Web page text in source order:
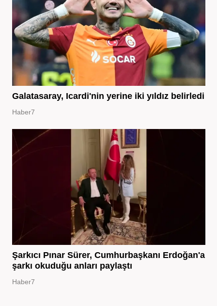
Galatasaray, Icardi'nin yerine iki yıldız belirledi
Haber7
Şarkıcı Pınar Sürer, Cumhurbaşkanı Erdoğan'a
şarkı okuduğu anları paylaştı
Haber7